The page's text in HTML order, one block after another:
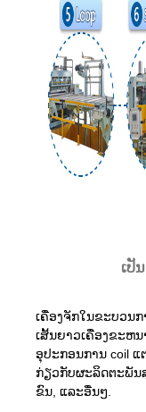
ເປັ
ເຄື່ອງຈັກໃນຂະບວນ
ເສັ້ນຍາວເຄື່ອງຂະຫ
ອຸປະກອນການ coil ແ
ກ່ຽວກັບຜະລິດຕະພັນ
ຂົນ, ແລະອື່ນໆ.